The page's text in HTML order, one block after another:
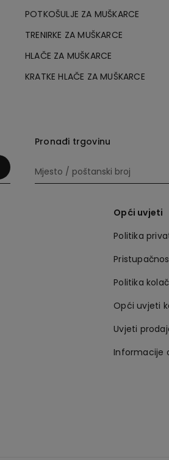
POTKOŠULJE ZA MUŠKARCE
TRENIRKE ZA MUŠKARCE
HLAČE ZA MUŠKARCE
KRATKE HLAČE ZA MUŠKARCE
Pronađi trgovinu
Opći uvjeti
Politika
Politika
Opći uvjeti
Uvjeti
Informacije